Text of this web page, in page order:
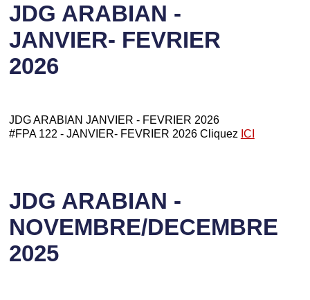
JDG ARABIAN -
JANVIER- FEVRIER
2026
JDG ARABIAN JANVIER - FEVRIER 2026
#FPA 122 - JANVIER- FEVRIER 2026 Cliquez ICI
JDG ARABIAN -
NOVEMBRE/DECEMBRE
2025